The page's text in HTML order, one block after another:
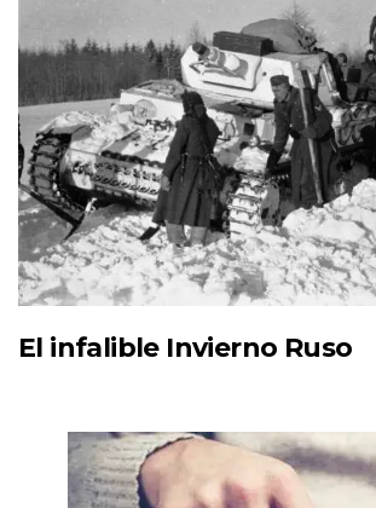
El infalible Invierno Ruso